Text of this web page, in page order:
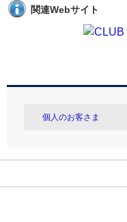
関連Webサイト
個人のお客さま